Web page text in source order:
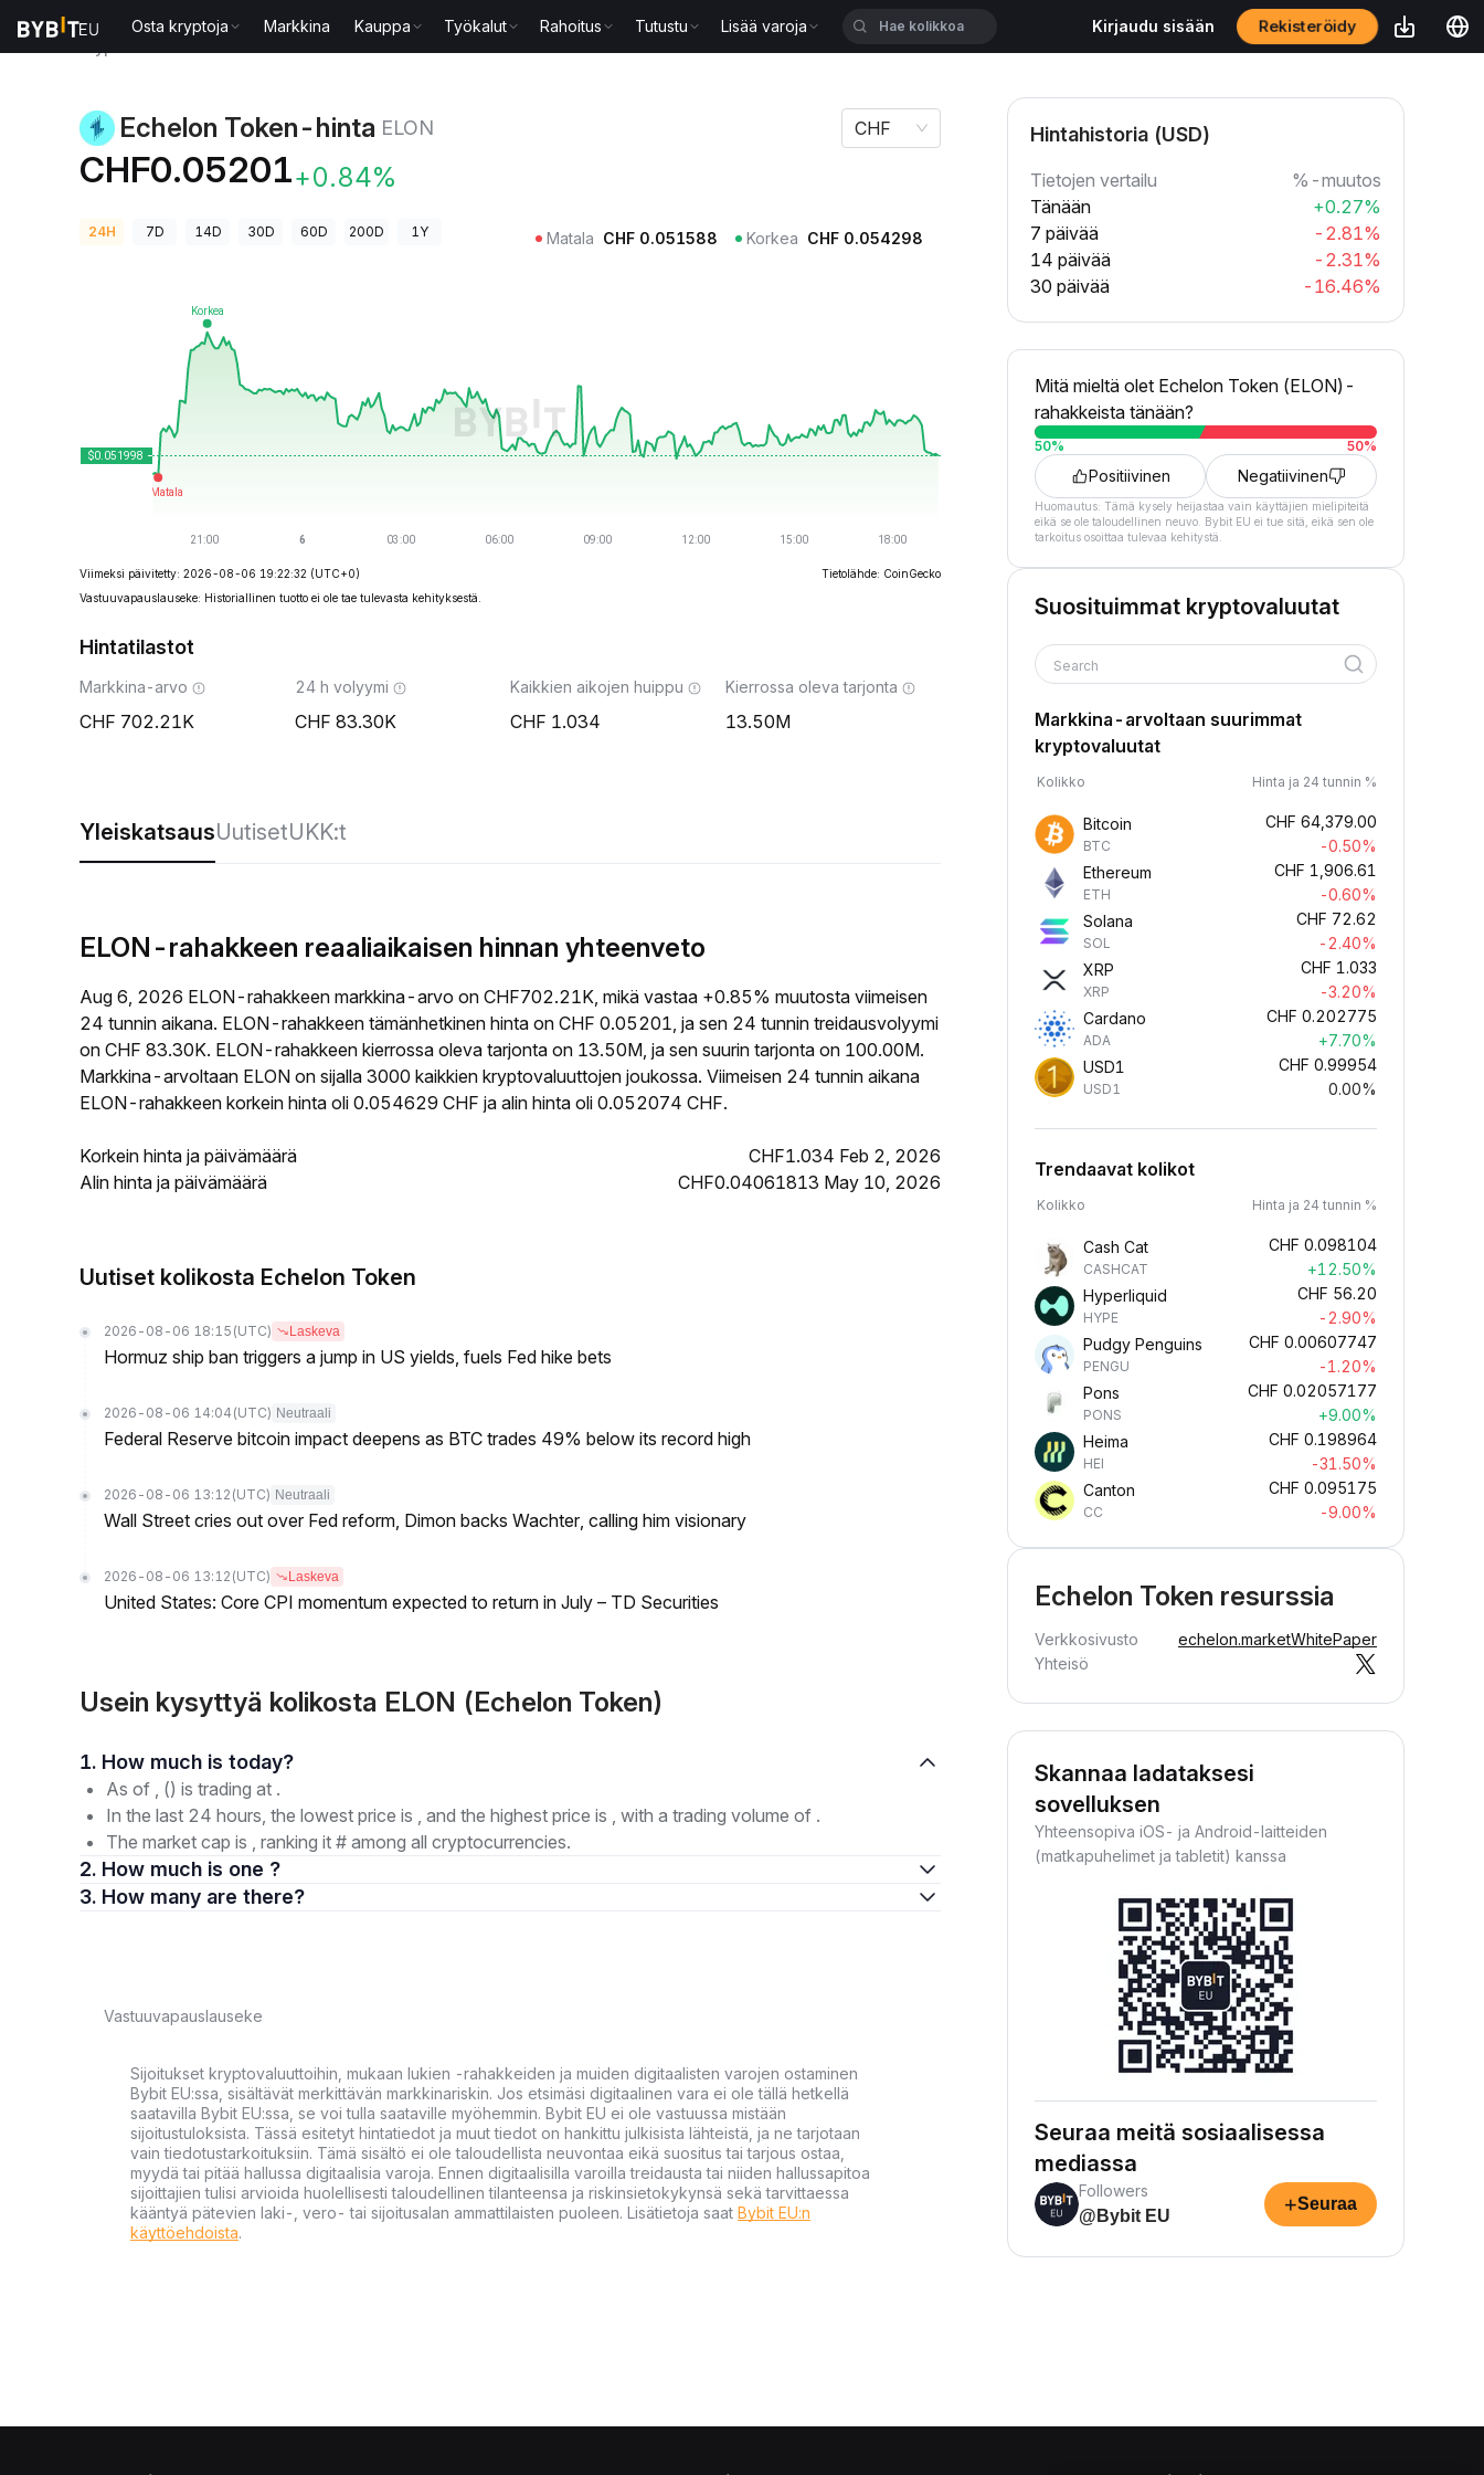
Osta kryptoja Markkina Kauppa Työkalut Rahoitus Tutustu Lisää varoja Kirjaudu sisään Rekisteröidy
Echelon Token-hinta ELON
CHF0.05201+0.84%
CHF
24H 7D 14D 30D 60D 200D 1Y Matala CHF 0.051588 Korkea CHF 0.054298
Viimeksi päivitetty: 2026-08-06 19:22:32 (UTC+0)
Tietolähde: CoinGecko
Vastuuvapauslauseke: Historiallinen tuotto ei ole tae tulevasta kehityksestä.
Hintatilastot
Markkina-arvo
702.21K
24 h volyymi
83.30K
Kaikkien aikojen huippu
1.034
Kierrossa oleva tarjonta
13.50M
YleiskatsausUutisetUKK:t
ELON-rahakkeen reaaliaikaisen hinnan yhteenveto
Aug 6, 2026 ELON-rahakkeen markkina-arvo on CHF702.21K, mikä vastaa +0.85% muutosta viimeisen
24 tunnin aikana. ELON-rahakkeen tämänhetkinen hinta on CHF 0.05201, ja sen 24 tunnin treidausvolyymi
on CHF 83.30K. ELON-rahakkeen kierrossa oleva tarjonta on 13.50M, ja sen suurin tarjonta on 100.00M.
Markkina-arvoltaan ELON on sijalla 3000 kaikkien kryptovaluuttojen joukossa. Viimeisen 24 tunnin aikana
ELON-rahakkeen korkein hinta oli 0.054629 CHF ja alin hinta oli 0.052074 CHF.
Korkein hinta ja päivämäärä
CHF1.034 Feb 2, 2026
Alin hinta ja päivämäärä
CHF0.04061813 May 10, 2026
Uutiset kolikosta Echelon Token
2026-08-06 18:15 (UTC) Laskeva
Hormuz ship ban triggers a jump in US yields, fuels Fed hike bets
2026-08-06 14:04 (UTC) Neutraali
Federal Reserve bitcoin impact deepens as BTC trades 49% below its record high
2026-08-06 13:12 (UTC) Neutraali
Wall Street cries out over Fed reform, Dimon backs Wachter, calling him visionary
2026-08-06 13:12 (UTC) Laskeva
United States: Core CPI momentum expected to return in July – TD Securities
Usein kysyttyä kolikosta ELON (Echelon Token)
1. How much is today?
As of , () is trading at .
In the last 24 hours, the lowest price is , and the highest price is , with a trading volume of .
The market cap is , ranking it # among all cryptocurrencies.
2. How much is one ?
3. How many are there?
Vastuuvapauslauseke
Sijoitukset kryptovaluuttoihin, mukaan lukien -rahakkeiden ja muiden digitaalisten varojen ostaminen
Bybit EU:ssa, sisältävät merkittävän markkinariskin. Jos etsimäsi digitaalinen vara ei ole tällä hetkellä
saatavilla Bybit EU:ssa, se voi tulla saataville myöhemmin. Bybit EU ei ole vastuussa mistään
sijoitustuloksista. Tässä esitetyt hintatiedot ja muut tiedot on hankittu julkisista lähteistä, ja ne tarjotaan
vain tiedotustarkoituksiin. Tämä sisältö ei ole taloudellista neuvontaa eikä suositus tai tarjous ostaa,
myydä tai pitää hallussa digitaalisia varoja. Ennen digitaalisilla varoilla treidausta tai niiden hallussapitoa
sijoittajien tulisi arvioida huolellisesti taloudellinen tilanteensa ja riskinsietokykynsä sekä tarvittaessa
kääntyä pätevien laki-, vero- tai sijoitusalan ammattilaisten puoleen. Lisätietoja saat Bybit EU:n
käyttöehdoista.
Hintahistoria (USD)
Tietojen vertailu
%-muutos
Tänään
+0.27%
7 päivää
-2.81%
14 päivää
-2.31%
30 päivää
-16.46%
Mitä mieltä olet Echelon Token (ELON)-
rahakkeista tänään?
50% 50%
Positiivinen Negatiivinen
Huomautus: Tämä kysely heijastaa vain käyttäjien mielipiteitä
eikä se ole taloudellinen neuvo. Bybit EU ei tue sitä, eikä sen ole
tarkoitus osoittaa tulevaa kehitystä.
Suosituimmat kryptovaluutat
Search
Markkina-arvoltaan suurimmat
kryptovaluutat
Kolikko Hinta ja 24 tunnin %
Bitcoin
BTC
CHF 64,379.00
-0.50%
Ethereum
ETH
CHF 1,906.61
-0.60%
Solana
SOL
CHF 72.62
-2.40%
XRP
XRP
CHF 1.033
-3.20%
Cardano
ADA
CHF 0.202775
+7.70%
USD1
USD1
CHF 0.99954
0.00%
Trendaavat kolikot
Kolikko Hinta ja 24 tunnin %
Cash Cat
CASHCAT
CHF 0.098104
+12.50%
Hyperliquid
HYPE
CHF 56.20
-2.90%
Pudgy Penguins
PENGU
CHF 0.00607747
-1.20%
Pons
PONS
CHF 0.02057177
+9.00%
Heima
HEI
CHF 0.198964
-31.50%
Canton
CC
CHF 0.095175
-9.00%
Echelon Token resurssia
Verkkosivusto echelon.marketWhitePaper
Yhteisö
Skannaa ladataksesi
sovelluksen
Yhteensopiva iOS- ja Android-laitteiden
(matkapuhelimet ja tabletit) kanssa
Seuraa meitä sosiaalisessa
mediassa
Followers
@Bybit EU
+Seuraa